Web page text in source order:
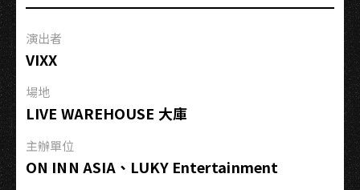
演出者
VIXX
場地
LIVE WAREHOUSE 大庫
主辦單位
ON INN ASIA、LUKY Entertainment